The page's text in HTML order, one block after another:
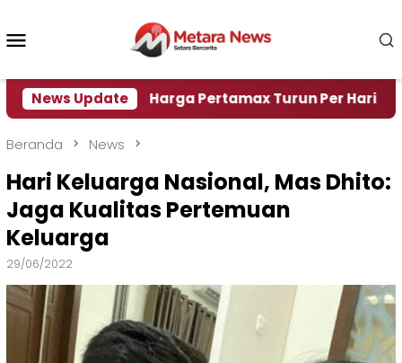
konten
News UpdateHarga Pertamax Turun Per Hari Ini, Segini
Beranda News
Hari Keluarga Nasional, Mas Dhito:
Jaga Kualitas Pertemuan
Keluarga
29/06/2022